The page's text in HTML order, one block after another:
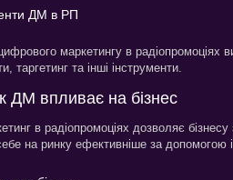
ДМ в РП
маркетингу в радіопромоціях
таргетинг та інші інструменти.
ДМ впливає на бізнес
в радіопромоціях дозволяє
на ринку ефективніше за допомогою